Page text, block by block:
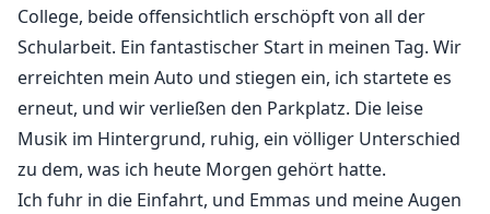
College, beide offensichtlich erschöpft von all der
Schularbeit. Ein fantastischer Start in meinen Tag. Wir
erreichten mein Auto und stiegen ein, ich startete es
erneut, und wir verließen den Parkplatz. Die leise
Musik im Hintergrund, ruhig, ein völliger Unterschied
zu dem, was ich heute Morgen gehört hatte.
Ich fuhr in die Einfahrt, und Emmas und meine Augen